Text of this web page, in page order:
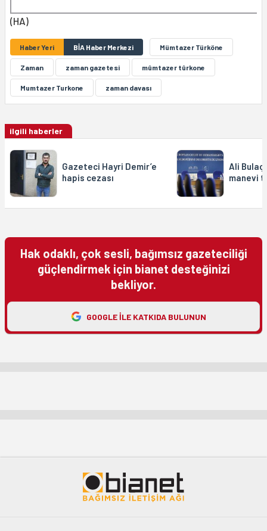
(HA)
Haber Yeri BİA Haber Merkezi Mümtazer Türköne
Zaman zaman gazetesi mûmtazer tûrkone
Mumtazer Turkone zaman davası
ilgili haberler
Gazeteci Hayri Demir’e
hapis cezası
Ali
manevi
Hak odaklı, çok sesli, bağımsız gazeteciliği
güçlendirmek için bianet desteğinizi
bekliyor.
GOOGLE ILE KATKIDA BULUNUN